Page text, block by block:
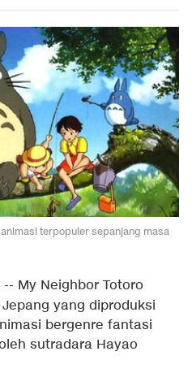
terpopuler sepanjang masa
-- My Neighbor Totoro
Jepang yang diproduksi
bergenre fantasi
sutradara Hayao